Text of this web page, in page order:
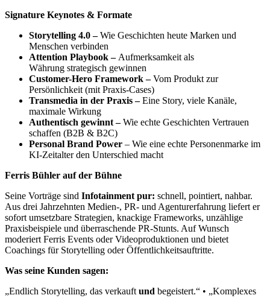
Signature Keynotes & Formate
Storytelling 4.0 –Wie Geschichten heute Marken und
Menschen verbinden
Attention Playbook –Aufmerksamkeit als
Währung strategisch gewinnen
Customer-Hero Framework –Vom Produkt zur
Persönlichkeit (mit Praxis-Cases)
Transmedia in der Praxis –Eine Story, viele Kanäle,
maximale Wirkung
Authentisch gewinnt –Wie echte Geschichten Vertrauen
schaffen (B2B & B2C)
Personal Brand Power – Wie eine echte Personenmarke im
KI-Zeitalter den Unterschied macht
Ferris Bühler auf der Bühne
Seine Vorträge sind Infotainment pur: schnell, pointiert, nahbar.
Aus drei Jahrzehnten Medien-, PR- und Agenturerfahrung liefert er
sofort umsetzbare Strategien, knackige Frameworks, unzählige
Praxisbeispiele und überraschende PR-Stunts. Auf Wunsch
moderiert Ferris Events oder Videoproduktionen und bietet
Coachings für Storytelling oder Öffentlichkeitsauftritte.
Was seine Kunden sagen:
„Endlich Storytelling, das verkauft und begeistert.“ • „Komplexes